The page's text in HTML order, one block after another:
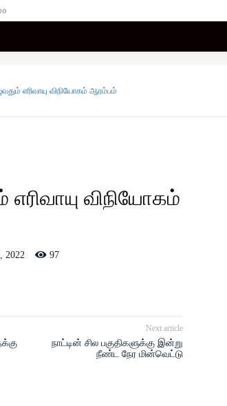
எரிவாயு விநியோகம் ஆரம்பம்
எரிவாயு விநியோகம்
2022 97
Next article
நாட்டின் சில பகுதிகளுக்கு இன்று
நீண்ட நேர மின்வெட்டு